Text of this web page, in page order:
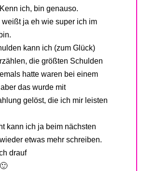
ich, bin genauso.
weißt ja eh wie super ich im
kann ich (zum Glück)
die größten Schulden
hatte waren bei einem
das wurde mit
gelöst, die ich mir leisten
kann ich ja beim nächsten
etwas mehr schreiben.
drauf